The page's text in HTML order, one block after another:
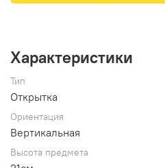
Характеристики
Тип
Открытка
Ориентация
Вертикальная
Высота предмета